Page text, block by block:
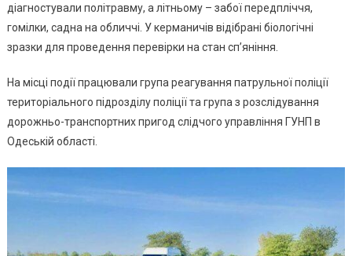
діагностували політравму, а літньому – забої передпліччя,
гомілки, садна на обличчі. У керманичів відібрані біологічні
зразки для проведення перевірки на стан спʼяніння.
На місці події працювали група реагування патрульної поліції
територіального підрозділу поліції та група з розслідування
дорожньо-транспортних пригод слідчого управління ГУНП в
Одеській області.